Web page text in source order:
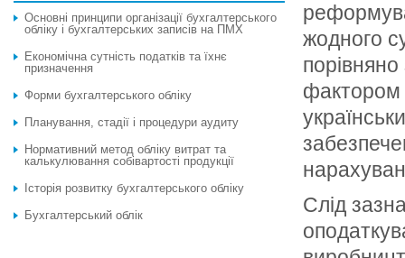
жодного
фактором
Слід
Основні принципи організації бухгалтерського
обліку і бухгалтерських записів на ПМХ
Економічна сутність податків та їхнє
призначення
Форми бухгалтерського обліку
Планування, стадії і процедури аудиту
Нормативний метод обліку витрат та
калькулювання собівартості продукції
Історія розвитку бухгалтерського обліку
Бухгалтерський облік